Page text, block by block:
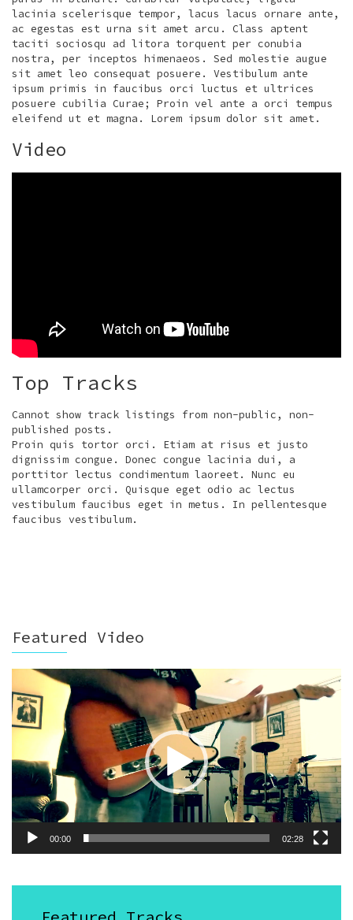
lacinia scelerisque tempor, lacus lacus ornare ante,
ac egestas est urna sit amet arcu. Class aptent
taciti sociosqu ad litora torquent per conubia
nostra, per inceptos himenaeos. Sed molestie augue
sit amet leo consequat posuere. Vestibulum ante
ipsum primis in faucibus orci luctus et ultrices
posuere cubilia Curae; Proin vel ante a orci tempus
eleifend ut et magna. Lorem ipsum dolor sit amet.
Video
Top Tracks
Cannot show track listings from non-public, non-
published posts.
Proin quis tortor orci. Etiam at risus et justo
dignissim congue. Donec congue lacinia dui, a
porttitor lectus condimentum laoreet. Nunc eu
ullamcorper orci. Quisque eget odio ac lectus
vestibulum faucibus eget in metus. In pellentesque
faucibus vestibulum.
Featured Video
Video
Player
00:00 02:28